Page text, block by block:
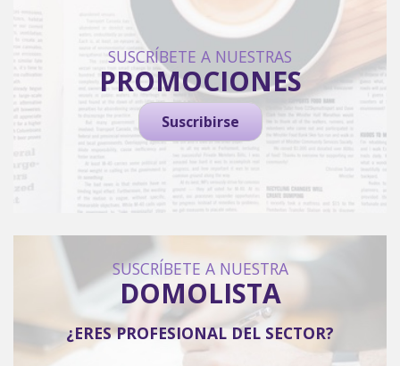
SUSCRÍBETE A NUESTRAS
PROMOCIONES
Suscribirse
SUSCRÍBETE A NUESTRA
DOMOLISTA
¿ERES PROFESIONAL DEL SECTOR?